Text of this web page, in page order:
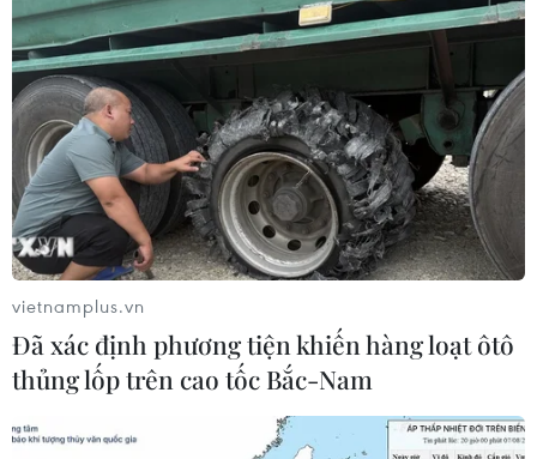
sự hưng thịnh, từng được biết đến bởi danh hiệu “làng
thợ may đệ nhất Hà thành”.
vietnamplus.vn
Đã xác định phương tiện khiến hàng loạt ôtô
thủng lốp trên cao tốc Bắc-Nam